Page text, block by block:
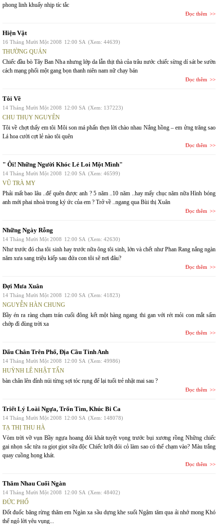
phong linh khuấy nhịp tíc tắc
Đọc thêm
Hiện Vật
16 Tháng Mười Một 2008 12:00 SA (Xem: 44639)
THƯỜNG QUÁN
Chiếc đầu bò Tây Ban Nha nhưng lớp da lẫn thịt thà của trâu nước chiếc sừng dí sát be sườn
cách mạng phổi một gang bọn thanh niên nam nữ chạy bán
Đọc thêm
Tôi Về
14 Tháng Mười Một 2008 12:00 SA (Xem: 137223)
CHU THỤY NGUYÊN
Tôi về chợt thấy em tôi Môi son má phấn thẹn lời chào nhau Nắng hồng – em ửng trăng sao
Lá hoa cười cợt lẻ nào tôi quên
Đọc thêm
" Ôi! Những Người Khóc Lẻ Loi Một Mình"
14 Tháng Mười Một 2008 12:00 SA (Xem: 46599)
VŨ TRÀ MY
Phải mất bao lâu ..để quên được anh ? 5 năm ..10 năm ..hay mấy chục năm nữa Hình bóng
anh mới phai nhoà trong ký ức của em ? Trở về ..ngang qua Bùi thị Xuân
Đọc thêm
Những Ngày Rỗng
14 Tháng Mười Một 2008 12:00 SA (Xem: 42630)
Như trước đó cha tôi sinh hay trước nữa ông tôi sinh, lớn và chết như Phan Rang nắng ngàn
năm xưa sang triệu kiếp sau đứa con tôi sẽ nơi đâu?
Đọc thêm
Đợi Mưa Xuân
14 Tháng Mười Một 2008 12:00 SA (Xem: 41823)
NGUYỄN HÀN CHUNG
Bầy én ra ràng chạm trán cuối đông kết một hàng ngang thi gan với rét mỏi con mắt sấm
chớp đì đùng trời xa
Đọc thêm
Dấu Chân Trên Phố, Địa Cầu Tinh Anh
14 Tháng Mười Một 2008 12:00 SA (Xem: 49986)
HUỲNH LÊ NHẬT TẤN
bàn chân lên đỉnh núi từng sợi tóc rụng để lại tuổi trẻ nhặt mai sau ?
Đọc thêm
Triết Lý Loài Ngựa, Trốn Tìm, Khúc Bi Ca
14 Tháng Mười Một 2008 12:00 SA (Xem: 148078)
TẠ THỊ THU HÀ
Vòm trời vỡ vụn Bầy ngựa hoang đói khát tuyệt vọng trước bụi xương rồng Những chiếc
gai nhọn sắc tứa ra giọt giọt sữa độc Chiếc lưỡi đói cỏ làm sao có thể chạm vào? Màu trắng
quay cuồng họng khát.
Đọc thêm
Thăm Nhau Cuối Ngàn
14 Tháng Mười Một 2008 12:00 SA (Xem: 48402)
ĐỨC PHỔ
Đốt đuốc băng rừng thăm em Ngàn xa sầu dựng khe suối Ngậm tăm qua ải nhớ mong Khó
thể ngỏ lời yêu vụng...